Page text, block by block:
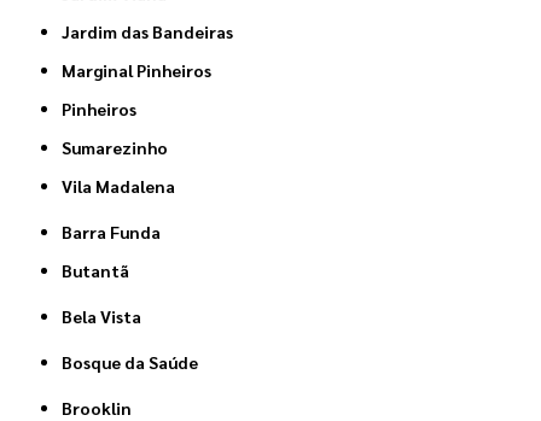
Jardim das Bandeiras
Marginal Pinheiros
Pinheiros
Sumarezinho
Vila Madalena
Barra Funda
Butantã
Bela Vista
Bosque da Saúde
Brooklin